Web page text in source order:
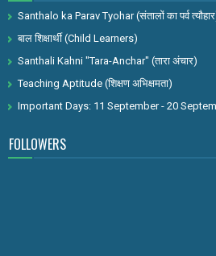
Santhalo ka Parav Tyohar (संतालों का पर्व
बाल शिक्षार्थी (Child Learners)
Santhali Kahni "Tara-Anchar" (तारा अंचार)
Teaching Aptitude (शिक्षण अभिक्षमता)
Important Days: 11 September - 20
FOLLOWERS